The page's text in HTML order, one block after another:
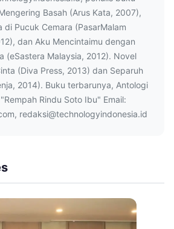
Basah (Arus Kata, 2007),
di Pucuk Cemara (PasarMalam
dan Aku Mencintaimu dengan
(eSastera Malaysia, 2012). Novel
(Diva Press, 2013) dan Separuh
2014). Buku terbarunya, Antologi
Rindu Soto Ibu" Email:
redaksi@technologyindonesia.id